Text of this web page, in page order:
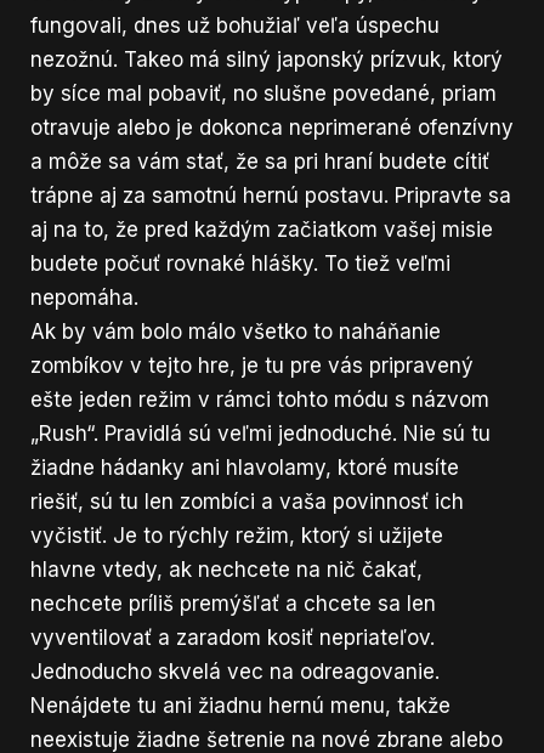
fungovali, dnes už bohužiaľ veľa úspechu
nezožnú. Takeo má silný japonský prízvuk, ktorý
by síce mal pobaviť, no slušne povedané, priam
otravuje alebo je dokonca neprimerané ofenzívny
a môže sa vám stať, že sa pri hraní budete cítiť
trápne aj za samotnú hernú postavu. Pripravte sa
aj na to, že pred každým začiatkom vašej misie
budete počuť rovnaké hlášky. To tiež veľmi
nepomáha.
Ak by vám bolo málo všetko to naháňanie
zombíkov v tejto hre, je tu pre vás pripravený
ešte jeden režim v rámci tohto módu s názvom
„Rush“. Pravidlá sú veľmi jednoduché. Nie sú tu
žiadne hádanky ani hlavolamy, ktoré musíte
riešiť, sú tu len zombíci a vaša povinnosť ich
vyčistiť. Je to rýchly režim, ktorý si užijete
hlavne vtedy, ak nechcete na nič čakať,
nechcete príliš premýšľať a chcete sa len
vyventilovať a zaradom kosiť nepriateľov.
Jednoducho skvelá vec na odreagovanie.
Nenájdete tu ani žiadnu hernú menu, takže
neexistuje žiadne šetrenie na nové zbrane alebo